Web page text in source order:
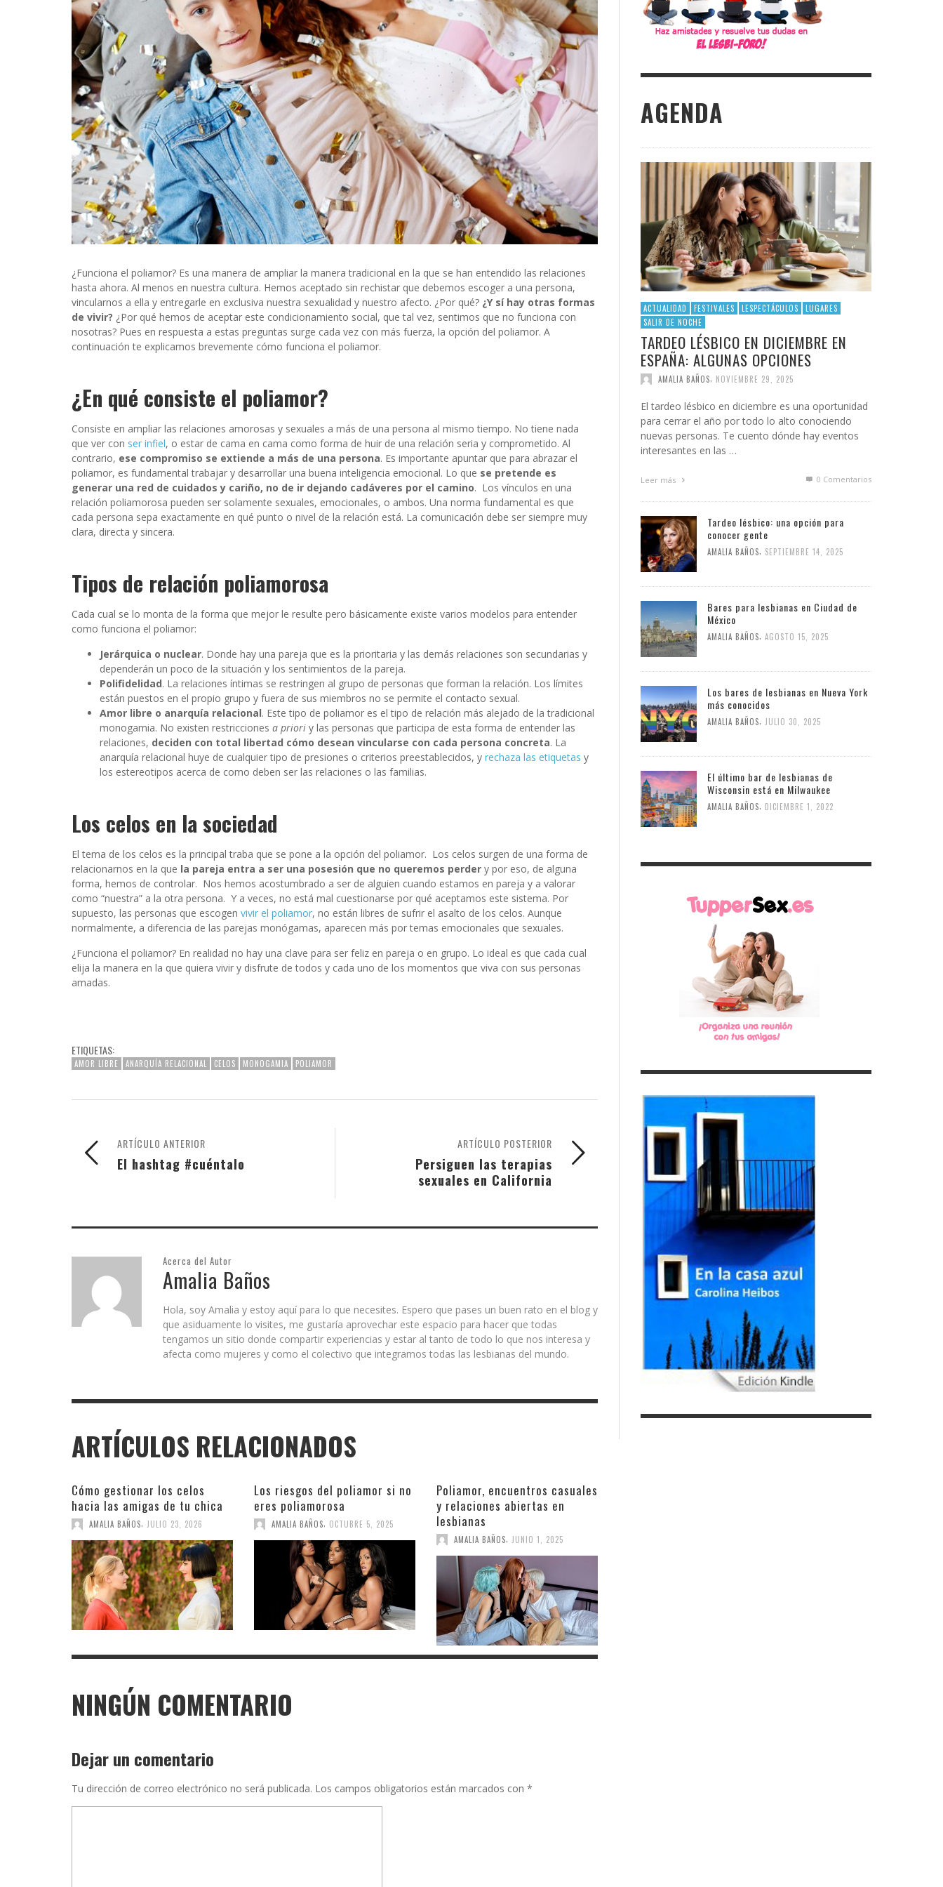
INFIELES
¿Funciona el poliamor? Es una manera de ampliar la manera tradicional en la que se han entendido las relaciones
hasta ahora. Al menos en nuestra cultura. Hemos aceptado sin rechistar que debemos escoger a una persona,
vincularnos a ella y entregarle en exclusiva nuestra sexualidad y nuestro afecto. ¿Por qué? ¿Y sí hay otras formas
de vivir? ¿Por qué hemos de aceptar este condicionamiento social, que tal vez, sentimos que no funciona con
nosotras? Pues en respuesta a estas preguntas surge cada vez con más fuerza, la opción del poliamor. A
continuación te explicamos brevemente cómo funciona el poliamor.
¿En qué consiste el poliamor?
Consiste en ampliar las relaciones amorosas y sexuales a más de una persona al mismo tiempo. No tiene nada
que ver con ser infiel, o estar de cama en cama como forma de huir de una relación seria y comprometido. Al
contrario, ese compromiso se extiende a más de una persona. Es importante apuntar que para abrazar el
poliamor, es fundamental trabajar y desarrollar una buena inteligencia emocional. Lo que se pretende es
generar una red de cuidados y cariño, no de ir dejando cadáveres por el camino. Los vínculos en una
relación poliamorosa pueden ser solamente sexuales, emocionales, o ambos. Una norma fundamental es que
cada persona sepa exactamente en qué punto o nivel de la relación está. La comunicación debe ser siempre muy
clara, directa y sincera.
Tipos de relación poliamorosa
Cada cual se lo monta de la forma que mejor le resulte pero básicamente existe varios modelos para entender
como funciona el poliamor:
Jerárquica o nuclear. Donde hay una pareja que es la prioritaria y las demás relaciones son secundarias y
dependerán un poco de la situación y los sentimientos de la pareja.
Polifidelidad. La relaciones íntimas se restringen al grupo de personas que forman la relación. Los límites
están puestos en el propio grupo y fuera de sus miembros no se permite el contacto sexual.
Amor libre o anarquía relacional. Este tipo de poliamor es el tipo de relación más alejado de la tradicional
monogamia. No existen restricciones a priori y las personas que participa de esta forma de entender las
relaciones, deciden con total libertad cómo desean vincularse con cada persona concreta. La
anarquía relacional huye de cualquier tipo de presiones o criterios preestablecidos, y rechaza las etiquetas y
los estereotipos acerca de como deben ser las relaciones o las familias.
Los celos en la sociedad
El tema de los celos es la principal traba que se pone a la opción del poliamor. Los celos surgen de una forma de
relacionarnos en la que la pareja entra a ser una posesión que no queremos perder y por eso, de alguna
forma, hemos de controlar. Nos hemos acostumbrado a ser de alguien cuando estamos en pareja y a valorar
como “nuestra” a la otra persona. Y a veces, no está mal cuestionarse por qué aceptamos este sistema. Por
supuesto, las personas que escogen vivir el poliamor, no están libres de sufrir el asalto de los celos. Aunque
normalmente, a diferencia de las parejas monógamas, aparecen más por temas emocionales que sexuales.
¿Funciona el poliamor? En realidad no hay una clave para ser feliz en pareja o en grupo. Lo ideal es que cada cual
elija la manera en la que quiera vivir y disfrute de todos y cada uno de los momentos que viva con sus personas
amadas.
ETIQUETAS:
AMOR LIBRE ANARQUÍA RELACIONAL CELOS MONOGAMIA POLIAMOR
ARTÍCULO POSTERIOR
Persiguen las terapias
sexuales en California
ARTÍCULO ANTERIOR
El hashtag #cuéntalo
Acerca del Autor
Amalia Baños
Hola, soy Amalia y estoy aquí para lo que necesites. Espero que pases un buen rato en el blog y
que asiduamente lo visites, me gustaría aprovechar este espacio para hacer que todas
tengamos un sitio donde compartir experiencias y estar al tanto de todo lo que nos interesa y
afecta como mujeres y como el colectivo que integramos todas las lesbianas del mundo.
ARTÍCULOS RELACIONADOS
Cómo gestionar los celos
hacia las amigas de tu chica
AMALIA BAÑOS JULIO 23, 2026
Los riesgos del poliamor si no
eres poliamorosa
AMALIA BAÑOS OCTUBRE 5, 2025
Poliamor, encuentros casuales
y relaciones abiertas en
lesbianas
AMALIA BAÑOS JUNIO 1, 2025
NINGÚN COMENTARIO
Dejar un comentario
Tu dirección de correo electrónico no será publicada. Los campos obligatorios están marcados con *
AGENDA
ACTUALIDAD FESTIVALES LESPECTÁCULOS
LUGARES
SALIR DE NOCHE
TARDEO LÉSBICO EN DICIEMBRE EN
ESPAÑA: ALGUNAS OPCIONES
AMALIA BAÑOS, NOVIEMBRE 29, 2025
El tardeo lésbico en diciembre es una oportunidad
para cerrar el año por todo lo alto conociendo
nuevas personas. Te cuento dónde hay eventos
interesantes en las …
Leer más 0 Comentarios
Tardeo lésbico: una opción para
conocer gente
AMALIA BAÑOS SEPTIEMBRE 14, 2025
Bares para lesbianas en Ciudad de
México
AMALIA BAÑOS AGOSTO 15, 2025
Los bares de lesbianas en Nueva York
más conocidos
AMALIA BAÑOS JULIO 30, 2025
El último bar de lesbianas de
Wisconsin está en Milwaukee
AMALIA BAÑOS DICIEMBRE 1, 2022